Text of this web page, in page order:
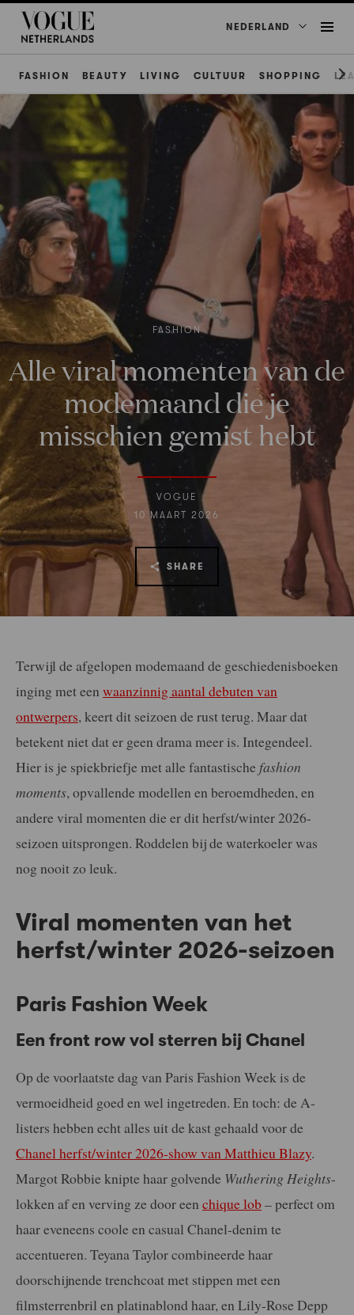
NEDERLAND
FASHION BEAUTY LIVING CULTUUR SHOPPING
FASHION
Alle viral momenten van de
modemaand die je
misschien gemist hebt
VOGUE
10 MAART 2026
SHARE
Terwijl de afgelopen modemaand de geschiedenisboeken
inging met een waanzinnig aantal debuten van
ontwerpers, keert dit seizoen de rust terug. Maar dat
betekent niet dat er geen drama meer is. Integendeel.
Hier is je spiekbriefje met alle fantastische fashion
moments, opvallende modellen en beroemdheden, en
andere viral momenten die er dit herfst/winter 2026-
seizoen uitsprongen. Roddelen bij de waterkoeler was
nog nooit zo leuk.
Viral momenten van het
herfst/winter 2026-seizoen
Paris Fashion Week
Een front row vol sterren bij Chanel
Op de voorlaatste dag van Paris Fashion Week is de
vermoeidheid goed en wel ingetreden. En toch: de A-
listers hebben echt alles uit de kast gehaald voor de
Chanel herfst/winter 2026-show van Matthieu Blazy.
Margot Robbie knipte haar golvende Wuthering Heights-
lokken af en verving ze door een chique lob– perfect om
haar eveneens coole en casual Chanel-denim te
accentueren. Teyana Taylor combineerde haar
doorschijnende trenchcoat met stippen met een
filmsterrenbril en platinablond haar, en Lily-Rose Depp